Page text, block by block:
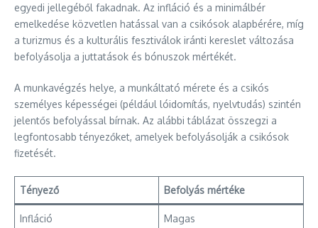
egyedi jellegéből fakadnak. Az infláció és a minimálbér
emelkedése közvetlen hatással van a csikósok alapbérére, míg
a turizmus és a kulturális fesztiválok iránti kereslet változása
befolyásolja a juttatások és bónuszok mértékét.
A munkavégzés helye, a munkáltató mérete és a csikós
személyes képességei (például lóidomítás, nyelvtudás) szintén
jelentős befolyással bírnak. Az alábbi táblázat összegzi a
legfontosabb tényezőket, amelyek befolyásolják a csikósok
fizetését.
Tényező Befolyás mértéke
Infláció Magas